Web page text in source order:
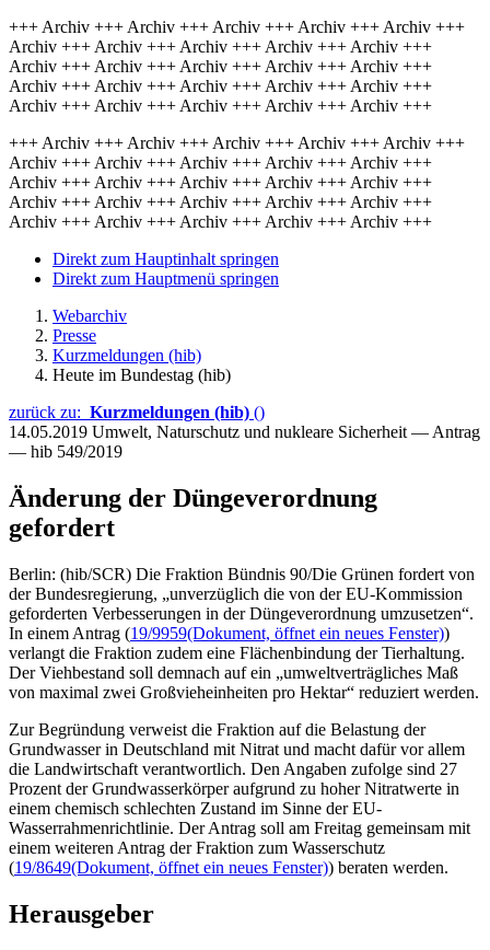
+++ Archiv +++ Archiv +++ Archiv +++ Archiv +++ Archiv +++
Archiv +++ Archiv +++ Archiv +++ Archiv +++ Archiv +++
Archiv +++ Archiv +++ Archiv +++ Archiv +++ Archiv +++
Archiv +++ Archiv +++ Archiv +++ Archiv +++ Archiv +++
Archiv +++ Archiv +++ Archiv +++ Archiv +++ Archiv +++
+++ Archiv +++ Archiv +++ Archiv +++ Archiv +++ Archiv +++
Archiv +++ Archiv +++ Archiv +++ Archiv +++ Archiv +++
Archiv +++ Archiv +++ Archiv +++ Archiv +++ Archiv +++
Archiv +++ Archiv +++ Archiv +++ Archiv +++ Archiv +++
Archiv +++ Archiv +++ Archiv +++ Archiv +++ Archiv +++
Direkt zum Hauptinhalt springen
Direkt zum Hauptmenü springen
Webarchiv
Presse
Kurzmeldungen (hib)
Heute im Bundestag (hib)
zurück zu: Kurzmeldungen (hib) ()
14.05.2019 Umwelt, Naturschutz und nukleare Sicherheit — Antrag
— hib 549/2019
Änderung der Düngeverordnung
gefordert
Berlin: (hib/SCR) Die Fraktion Bündnis 90/Die Grünen fordert von
der Bundesregierung, „unverzüglich die von der EU-Kommission
geforderten Verbesserungen in der Düngeverordnung umzusetzen“.
In einem Antrag (19/9959(Dokument, öffnet ein neues Fenster))
verlangt die Fraktion zudem eine Flächenbindung der Tierhaltung.
Der Viehbestand soll demnach auf ein „umweltverträgliches Maß
von maximal zwei Großvieheinheiten pro Hektar“ reduziert werden.
Zur Begründung verweist die Fraktion auf die Belastung der
Grundwasser in Deutschland mit Nitrat und macht dafür vor allem
die Landwirtschaft verantwortlich. Den Angaben zufolge sind 27
Prozent der Grundwasserkörper aufgrund zu hoher Nitratwerte in
einem chemisch schlechten Zustand im Sinne der EU-
Wasserrahmenrichtlinie. Der Antrag soll am Freitag gemeinsam mit
einem weiteren Antrag der Fraktion zum Wasserschutz
(19/8649(Dokument, öffnet ein neues Fenster)) beraten werden.
Herausgeber